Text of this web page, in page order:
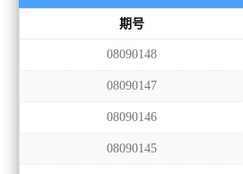
期号
08090148
08090147
08090146
08090145